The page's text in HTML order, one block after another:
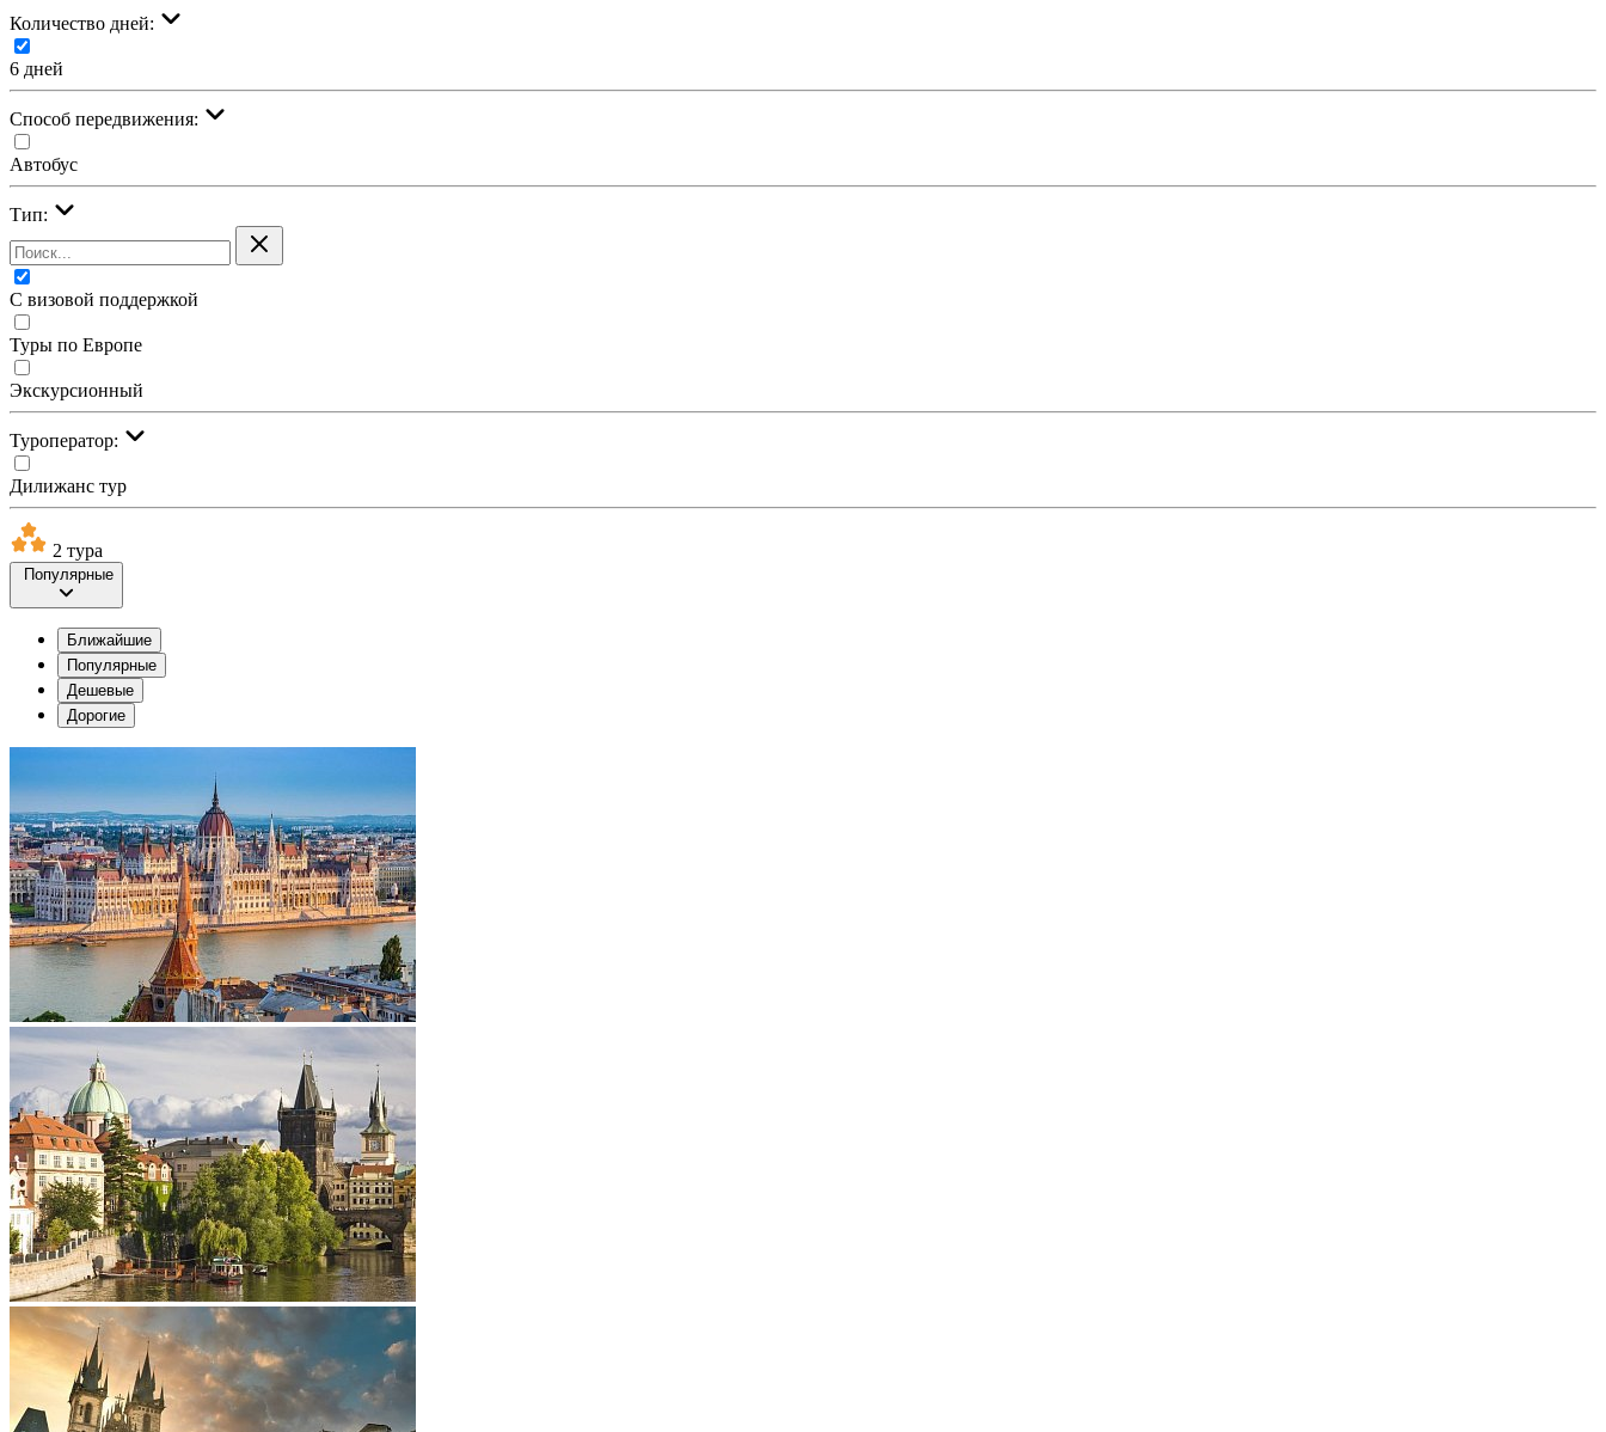
Количество дней:
6 дней
Cпособ передвижения:
Автобус
Тип:
С визовой поддержкой
Туры по Европе
Экскурсионный
Туроператор:
Дилижанс тур
2 тура
Популярные
Ближайшие
Популярные
Дешевые
Дорогие